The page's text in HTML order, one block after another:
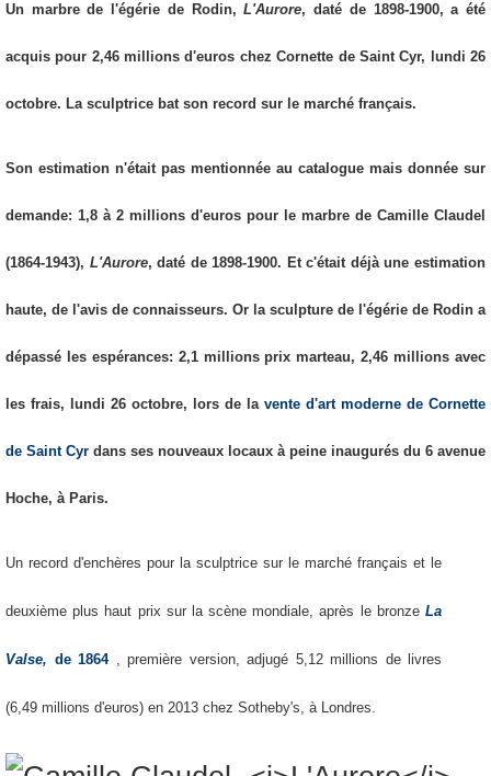
Un marbre de l'égérie de Rodin,L'Aurore, daté de 1898-1900, a été
acquis pour 2,46 millions d'euros chez Cornette de Saint Cyr, lundi 26
octobre. La sculptrice bat son record sur le marché français.
Son estimation n'était pas mentionnée au catalogue mais donnée sur
demande: 1,8 à 2 millions d'euros pour le marbre de Camille Claudel
(1864-1943), L'Aurore, daté de 1898-1900. Et c'était déjà une estimation
haute, de l'avis de connaisseurs. Or la sculpture de l'égérie de Rodin a
dépassé les espérances: 2,1 millions prix marteau, 2,46 millions avec
les frais, lundi 26 octobre, lors de la vente d'art moderne de Cornette
de Saint Cyr dans ses nouveaux locaux à peine inaugurés du 6 avenue
Hoche, à Paris.
Un record d'enchères pour la sculptrice sur le marché français et le
deuxième plus haut prix sur la scène mondiale, après le bronze La
Valse, de 1864 , première version, adjugé 5,12 millions de livres
(6,49 millions d'euros) en 2013 chez Sotheby's, à Londres.